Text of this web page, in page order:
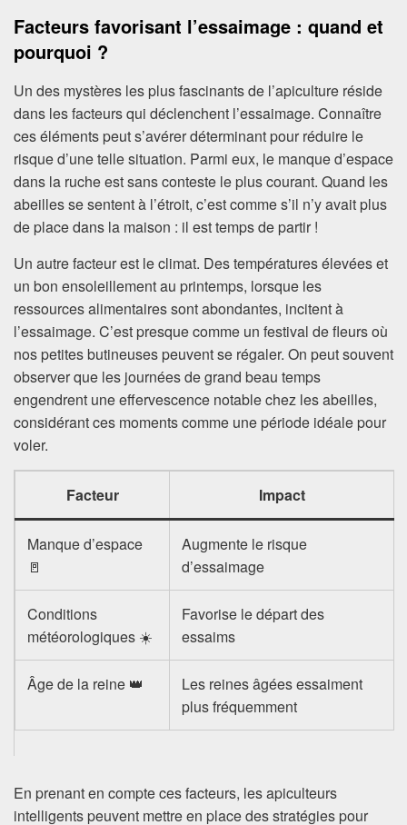
Facteurs favorisant l’essaimage : quand et
pourquoi ?
Un des mystères les plus fascinants de l’apiculture réside
dans les facteurs qui déclenchent l’essaimage. Connaître
ces éléments peut s’avérer déterminant pour réduire le
risque d’une telle situation. Parmi eux, le manque d’espace
dans la ruche est sans conteste le plus courant. Quand les
abeilles se sentent à l’étroit, c’est comme s’il n’y avait plus
de place dans la maison : il est temps de partir !
Un autre facteur est le climat. Des températures élevées et
un bon ensoleillement au printemps, lorsque les
ressources alimentaires sont abondantes, incitent à
l’essaimage. C’est presque comme un festival de fleurs où
nos petites butineuses peuvent se régaler. On peut souvent
observer que les journées de grand beau temps
engendrent une effervescence notable chez les abeilles,
considérant ces moments comme une période idéale pour
voler.
Facteur Impact
Manque d’espace
🚪
Augmente le risque
d’essaimage
Conditions
météorologiques ☀️
Favorise le départ des
essaims
Âge de la reine 👑
Les reines âgées essaiment
plus fréquemment
En prenant en compte ces facteurs, les apiculteurs
intelligents peuvent mettre en place des stratégies pour